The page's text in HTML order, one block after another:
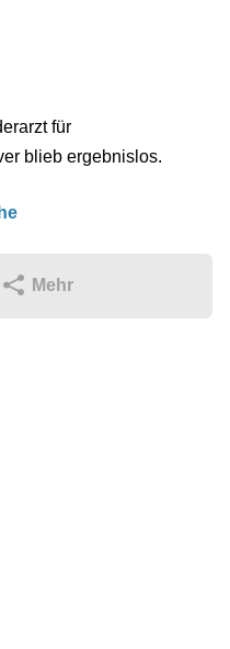
für
blieb ergebnislos.
Mehr